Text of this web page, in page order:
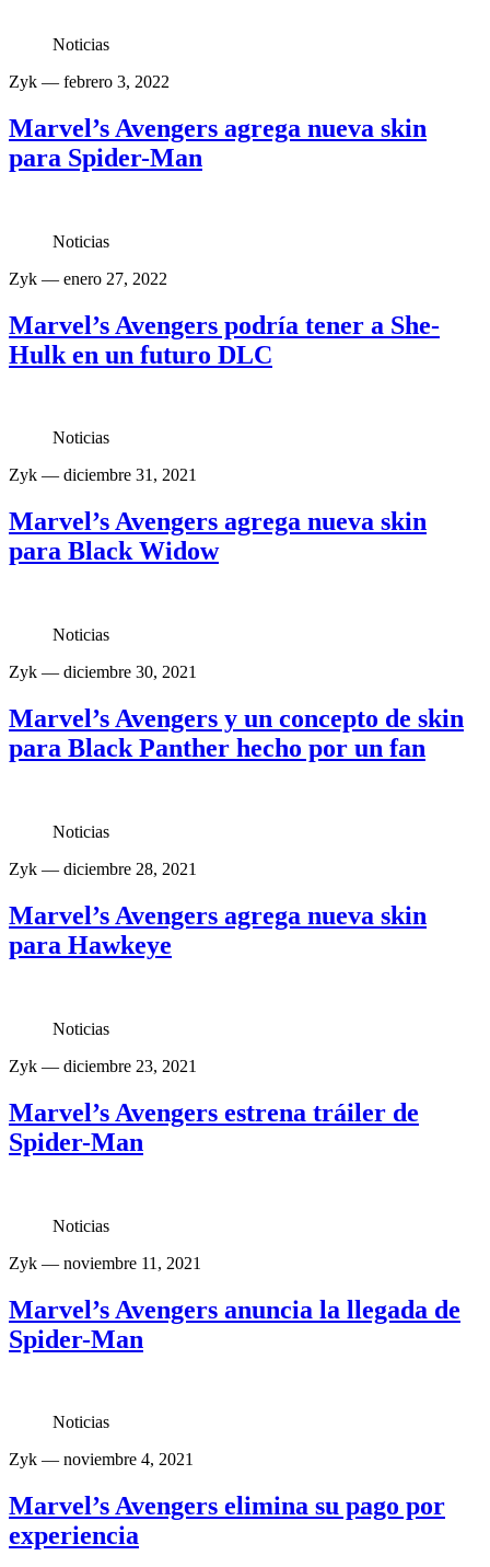
Noticias
Zyk — febrero 3, 2022
Marvel’s Avengers agrega nueva skin
para Spider-Man
Noticias
Zyk — enero 27, 2022
Marvel’s Avengers podría tener a She-
Hulk en un futuro DLC
Noticias
Zyk — diciembre 31, 2021
Marvel’s Avengers agrega nueva skin
para Black Widow
Noticias
Zyk — diciembre 30, 2021
Marvel’s Avengers y un concepto de skin
para Black Panther hecho por un fan
Noticias
Zyk — diciembre 28, 2021
Marvel’s Avengers agrega nueva skin
para Hawkeye
Noticias
Zyk — diciembre 23, 2021
Marvel’s Avengers estrena tráiler de
Spider-Man
Noticias
Zyk — noviembre 11, 2021
Marvel’s Avengers anuncia la llegada de
Spider-Man
Noticias
Zyk — noviembre 4, 2021
Marvel’s Avengers elimina su pago por
experiencia